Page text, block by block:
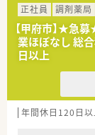
【職場環境
■20代か
を問わず
んでいます
照会など
■企業内保
マ薬剤師
正社員
調剤薬局
【甲府市】★急
業ほぼなし 総
日以上
年間休日120日以